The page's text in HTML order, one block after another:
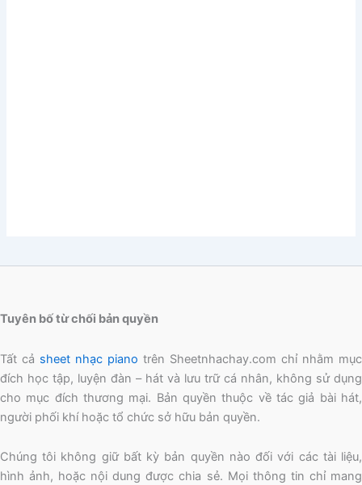
Tuyên bố từ chối bản quyền
Tất cả sheet nhạc piano trên Sheetnhachay.com chỉ nhằm mục
đích học tập, luyện đàn – hát và lưu trữ cá nhân, không sử dụng
cho mục đích thương mại. Bản quyền thuộc về tác giả bài hát,
người phối khí hoặc tổ chức sở hữu bản quyền.
Chúng tôi không giữ bất kỳ bản quyền nào đối với các tài liệu,
hình ảnh, hoặc nội dung được chia sẻ. Mọi thông tin chỉ mang